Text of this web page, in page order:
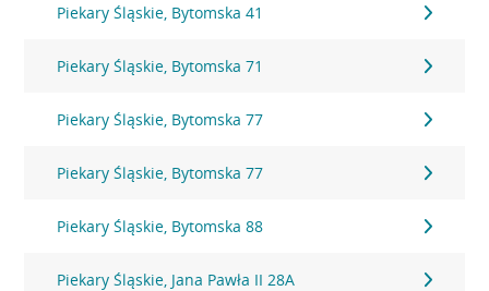
Piekary Śląskie, Bytomska 41
Piekary Śląskie, Bytomska 71
Piekary Śląskie, Bytomska 77
Piekary Śląskie, Bytomska 77
Piekary Śląskie, Bytomska 88
Piekary Śląskie, Jana Pawła II 28A